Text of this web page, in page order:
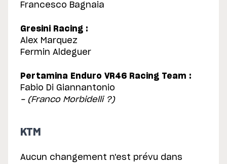
Francesco Bagnaia
Gresini Racing :
Alex Marquez
Fermin Aldeguer
Pertamina Enduro VR46 Racing Team :
Fabio Di Giannantonio
- (Franco Morbidelli ?)
KTM
Aucun changement n'est prévu dans